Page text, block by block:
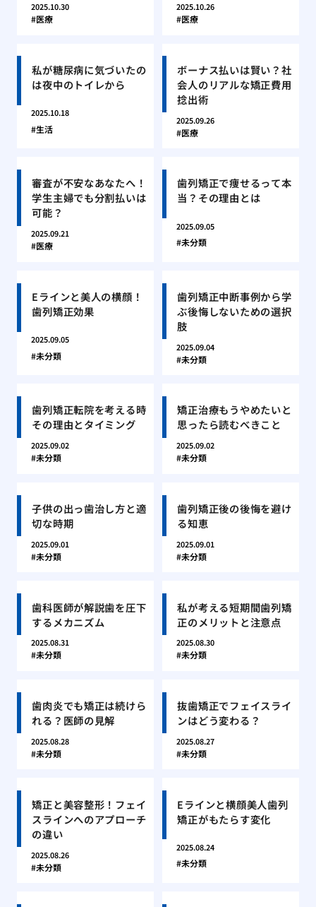
2025.10.30
医療
2025.10.26
医療
私が糖尿病に気づいたの
は夜中のトイレから
2025.10.18
生活
ボーナス払いは賢い？社
会人のリアルな矯正費用
捻出術
2025.09.26
医療
審査が不安なあなたへ！
学生主婦でも分割払いは
可能？
2025.09.21
医療
歯列矯正で痩せるって本
当？その理由とは
2025.09.05
未分類
Eラインと美人の横顔！
歯列矯正効果
2025.09.05
未分類
歯列矯正中断事例から学
ぶ後悔しないための選択
肢
2025.09.04
未分類
歯列矯正転院を考える時
その理由とタイミング
2025.09.02
未分類
矯正治療もうやめたいと
思ったら読むべきこと
2025.09.02
未分類
子供の出っ歯治し方と適
切な時期
2025.09.01
未分類
歯列矯正後の後悔を避け
る知恵
2025.09.01
未分類
歯科医師が解説歯を圧下
するメカニズム
2025.08.31
未分類
私が考える短期間歯列矯
正のメリットと注意点
2025.08.30
未分類
歯肉炎でも矯正は続けら
れる？医師の見解
2025.08.28
未分類
抜歯矯正でフェイスライ
ンはどう変わる？
2025.08.27
未分類
矯正と美容整形！フェイ
スラインへのアプローチ
の違い
2025.08.26
未分類
Eラインと横顔美人歯列
矯正がもたらす変化
2025.08.24
未分類